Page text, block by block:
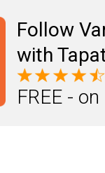
Follow
with
FREE -